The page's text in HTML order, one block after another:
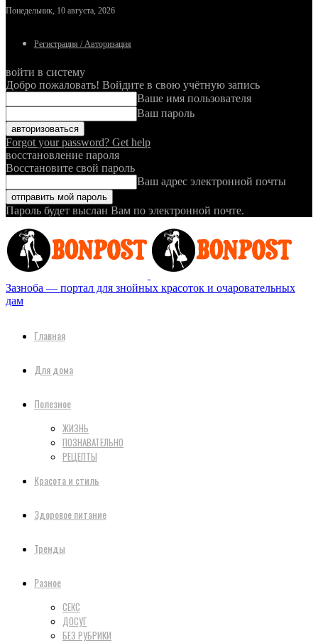
Понедельник, 10 августа, 2026
Регистрация / Авторизация
войти в систему
Добро пожаловать! Войдите в свою учётную запись
Ваше имя пользователя
Ваш пароль
Forgot your password? Get help
восстановление пароля
Восстановите свой пароль
Ваш адрес электронной почты
Пароль будет выслан Вам по электронной почте.
Зазноба — портал для знойных красоток и очаровательных
дам
Главная
Для дома
Полезное
ЖИЗНЬ
ПОЗНАВАТЕЛЬНО
РЕЦЕПТЫ
Красота и стиль
Здоровое питание
Тренды
Разное
СЕКС
ДОСУГ
БЕЗ РУБРИКИ